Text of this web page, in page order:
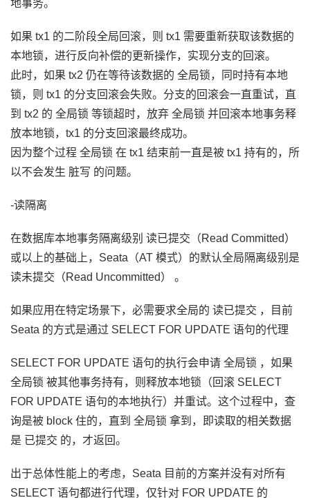
地事务。
如果 tx1 的二阶段全局回滚，则 tx1 需要重新获取该数据的
本地锁，进行反向补偿的更新操作，实现分支的回滚。
此时，如果 tx2 仍在等待该数据的 全局锁，同时持有本地
锁，则 tx1 的分支回滚会失败。分支的回滚会一直重试，直
到 tx2 的 全局锁 等锁超时，放弃 全局锁 并回滚本地事务释
放本地锁，tx1 的分支回滚最终成功。
因为整个过程 全局锁 在 tx1 结束前一直是被 tx1 持有的，所
以不会发生 脏写 的问题。
-读隔离
在数据库本地事务隔离级别 读已提交（Read Committed）
或以上的基础上，Seata（AT 模式）的默认全局隔离级别是
读未提交（Read Uncommitted） 。
如果应用在特定场景下，必需要求全局的 读已提交 ，目前
Seata 的方式是通过 SELECT FOR UPDATE 语句的代理
SELECT FOR UPDATE 语句的执行会申请 全局锁 ，如果
全局锁 被其他事务持有，则释放本地锁（回滚 SELECT
FOR UPDATE 语句的本地执行）并重试。这个过程中，查
询是被 block 住的，直到 全局锁 拿到，即读取的相关数据
是 已提交 的，才返回。
出于总体性能上的考虑，Seata 目前的方案并没有对所有
SELECT 语句都进行代理，仅针对 FOR UPDATE 的